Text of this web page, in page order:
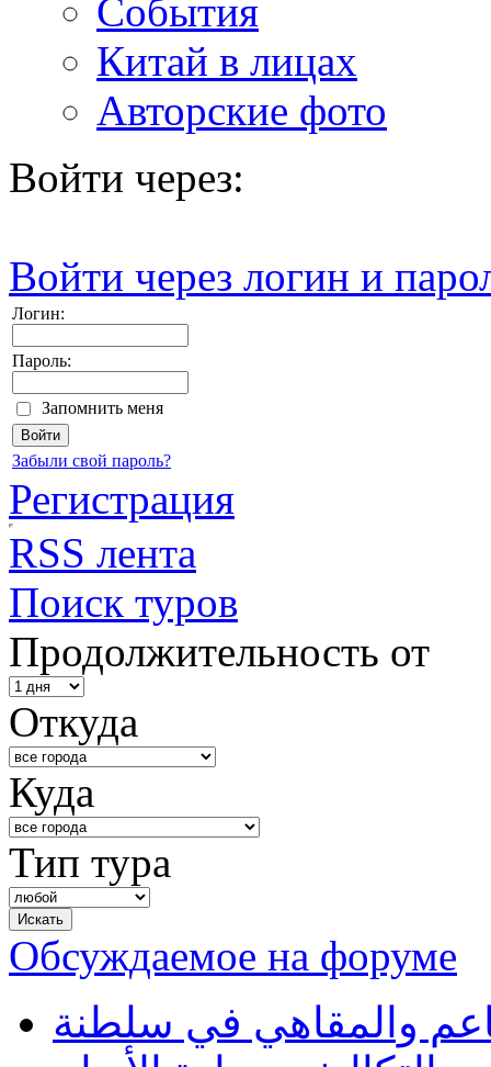
События
Китай в лицах
Авторские фото
Войти через:
Войти через логин и
Логин:
Пароль:
Запомнить меня
Забыли свой пароль?
Регистрация
RSS лента
Поиск туров
Продолжительность от
Откуда
Куда
Тип тура
Обсуждаемое на форуме
والمقاهي في سلطنة